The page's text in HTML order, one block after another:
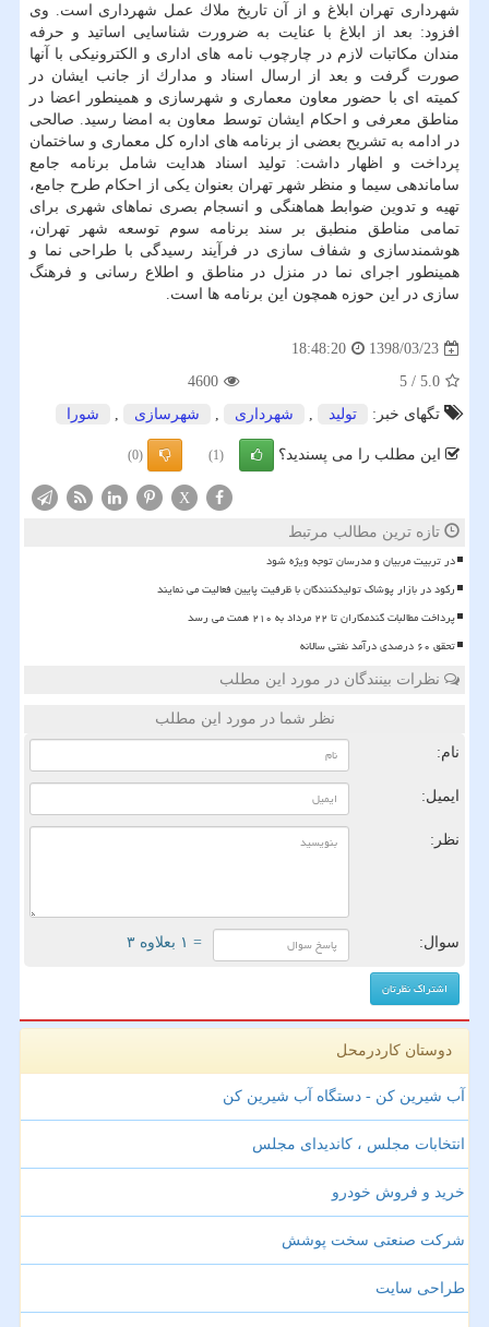
شهرداری تهران ابلاغ و از آن تاریخ ملاك عمل شهرداری است. وی
افزود: بعد از ابلاغ با عنایت به ضرورت شناسایی اساتید و حرفه
مندان مكاتبات لازم در چارچوب نامه های اداری و الكترونیكی با آنها
صورت گرفت و بعد از ارسال اسناد و مدارك از جانب ایشان در
كمیته ای با حضور معاون معماری و شهرسازی و همینطور اعضا در
مناطق معرفی و احكام ایشان توسط معاون به امضا رسید. صالحی
در ادامه به تشریح بعضی از برنامه های اداره كل معماری و ساختمان
پرداخت و اظهار داشت: تولید اسناد هدایت شامل برنامه جامع
ساماندهی سیما و منظر شهر تهران بعنوان یكی از احكام طرح جامع،
تهیه و تدوین ضوابط هماهنگی و انسجام بصری نماهای شهری برای
تمامی مناطق منطبق بر سند برنامه سوم توسعه شهر تهران،
هوشمندسازی و شفاف سازی در فرآیند رسیدگی با طراحی نما و
همینطور اجرای نما در منزل در مناطق و اطلاع رسانی و فرهنگ
سازی در این حوزه همچون این برنامه ها است.
1398/03/23
18:48:20
5.0
/
5
4600
تگهای خبر:
تولید , شهرداری , شهرسازی , شورا
این مطلب را می پسندید؟ (1)
(0)
X
تازه ترین مطالب مرتبط
در تربیت مربیان و مدرسان توجه ویژه شود
رکود در بازار پوشاک تولیدکنندگان با ظرفیت پایین فعالیت می نمایند
پرداخت مطالبات گندمکاران تا ۲۲ مرداد به ۲۱۰ همت می رسد
تحقق ۶۰ درصدی درآمد نفتی سالانه
نظرات بینندگان در مورد این مطلب
نظر شما در مورد این مطلب
نام:
ایمیل:
نظر:
سوال: = ۱ بعلاوه ۳
دوستان کاردرمحل
آب شیرین کن - دستگاه آب شیرین کن
انتخابات مجلس ، کاندیدای مجلس
خرید و فروش خودرو
شرکت صنعتی سخت پوشش
طراحی سایت